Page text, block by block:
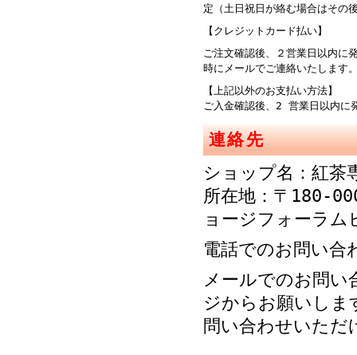
定（土日祝日が絡む場合はその
【クレジットカード払い】
ご注文確認後、２営業日以内に
時にメールでご連絡
【上記以外のお支払い方法】
ご入金確認後、2 営業日以内に
連絡先
ショップ名：紅
所在地：〒180-
ョージフォーラム
電話でのお問い
メールでのお問い
ジからお願いしま
問い合わせいた